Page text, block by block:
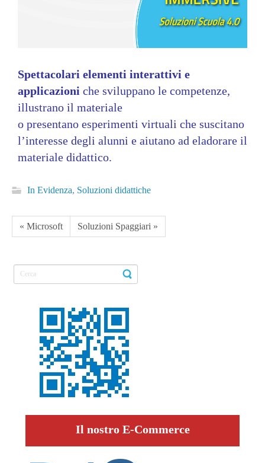
Spettacolari elementi interattivi e
applicazioni che sviluppano le competenze,
illustrano il materiale
o presentano esperimenti virtuali che suscitano
l’interesse degli alunni e aiutano ad eladorare il
materiale didattico.
In Evidenza, Soluzioni didattiche
« Microsoft Soluzioni Spaggiari »
Il nostro E-Commerce